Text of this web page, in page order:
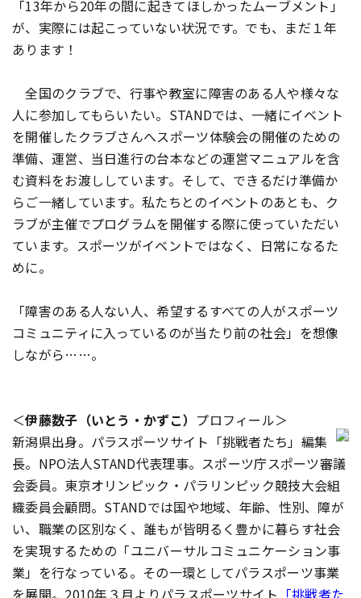
「13年から20年の間に起きてほしかったムーブメント」
が、実際には起こっていない状況です。でも、まだ１年
あります！
全国のクラブで、行事や教室に障害のある人や様々な
人に参加してもらいたい。STANDでは、一緒にイベント
を開催したクラブさんへスポーツ体験会の開催のための
準備、運営、当日進行の台本などの運営マニュアルを含
む資料をお渡ししています。そして、できるだけ準備か
らご一緒しています。私たちとのイベントのあとも、ク
ラブが主催でプログラムを開催する際に使っていただい
ています。スポーツがイベントではなく、日常になるた
めに。
「障害のある人ない人、希望するすべての人がスポーツ
コミュニティに入っているのが当たり前の社会」を想像
しながら……。
＜伊藤数子（いとう・かずこ） プロフィール＞
新潟県出身。パラスポーツサイト「挑戦者たち」編集
長。NPO法人STAND代表理事。スポーツ庁スポーツ審議
会委員。東京オリンピック・パラリンピック競技大会組
織委員会顧問。STANDでは国や地域、年齢、性別、障が
い、職業の区別なく、誰もが皆明るく豊かに暮らす社会
を実現するための「ユニバーサルコミュニケーション事
業」を行なっている。その一環としてパラスポーツ事業
を展開。 2010年３月よりパラスポーツサイト 「挑戦者た